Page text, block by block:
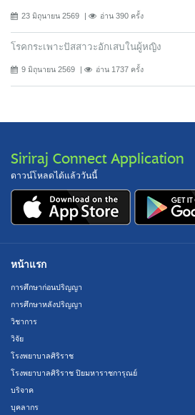
23 มิถุนายน 2569 อ่าน 390 ครั้ง
โรคกระเพาะปัสสาวะอักเสบในผู้หญิง
9 มิถุนายน 2569 อ่าน 1737 ครั้ง
Siriraj Connect Application
ดาวน์โหลดได้แล้ววันนี้
หน้าแรก
การศึกษาก่อนปริญญา
การศึกษาหลังปริญญา
วิชาการ
วิจัย
โรงพยาบาลศิริราช
โรงพยาบาลศิริราช ปิยมหาราชการุณย์
บริจาค
บุคลากร